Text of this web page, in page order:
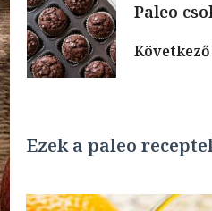
Paleo
Ezek a paleo